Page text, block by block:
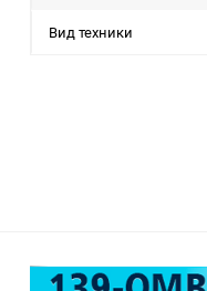
Вид техники